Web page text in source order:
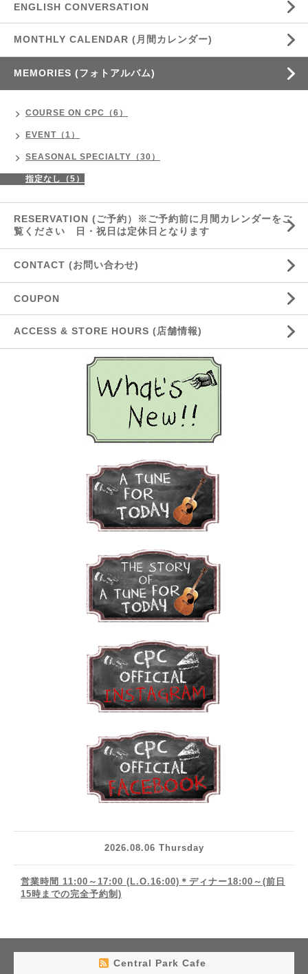
ENGLISH CONVERSATION
MONTHLY CALENDAR (月間カレンダー)
MEMORIES (フォトアルバム)
COURSE ON CPC（6）
EVENT（1）
SEASONAL SPECIALTY（30）
指定なし（5）
RESERVATION (ご予約）※ご予約前に月間カレンダーをご
覧ください 日・祝日は定休日となります
CONTACT (お問い合わせ)
COUPON
ACCESS & STORE HOURS (店舗情報)
2026.08.06 Thursday
営業時間 11:00～17:00 (L.O.16:00)＊ディナー18:00～(前日
15時までの完全予約制)
Central Park Cafe